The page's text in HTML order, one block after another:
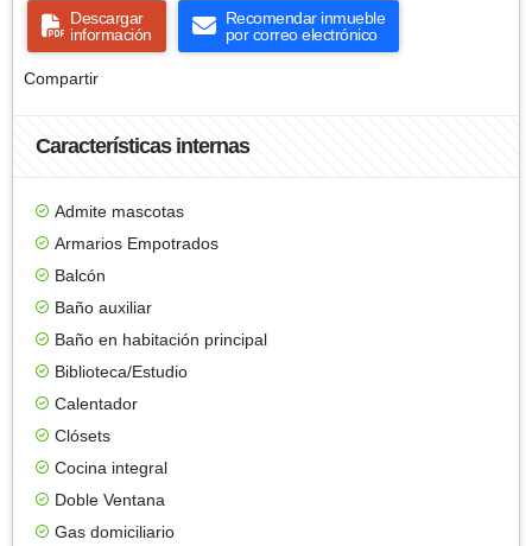
Descargar
información
Recomendar inmueble
por correo electrónico
Compartir
Características internas
Admite mascotas
Armarios Empotrados
Balcón
Baño auxiliar
Baño en habitación principal
Biblioteca/Estudio
Calentador
Clósets
Cocina integral
Doble Ventana
Gas domiciliario